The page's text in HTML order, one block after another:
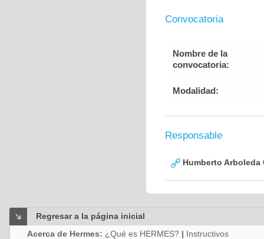
Convocatoria
Nombre de la
convocatoria:
Modalidad:
Responsable
Humberto Arboleda
Regresar a la página inicial
Acerca de Hermes: ¿Qué es HERMES? | Instructivos